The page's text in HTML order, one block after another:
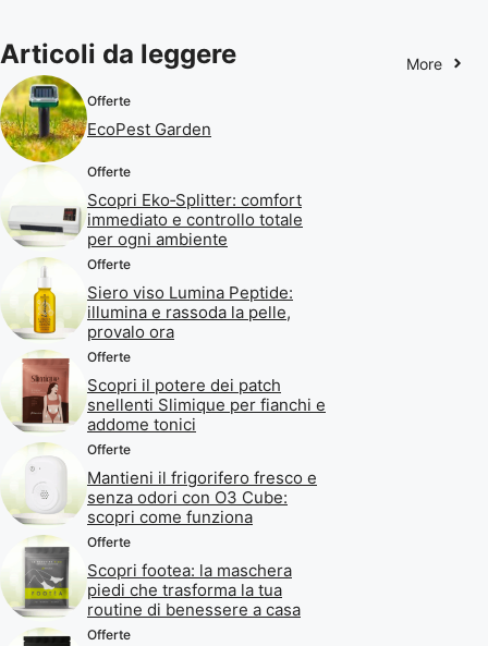
Articoli da leggere More
Offerte
EcoPest Garden
Offerte
Scopri Eko‑Splitter: comfort
immediato e controllo totale
per ogni ambiente
Offerte
Siero viso Lumina Peptide:
illumina e rassoda la pelle,
provalo ora
Offerte
Scopri il potere dei patch
snellenti Slimique per fianchi e
addome tonici
Offerte
Mantieni il frigorifero fresco e
senza odori con O3 Cube:
scopri come funziona
Offerte
Scopri footea: la maschera
piedi che trasforma la tua
routine di benessere a casa
Offerte